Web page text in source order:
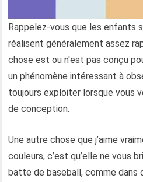
Rappelez-vous que les enfants
réalisent généralement assez
chose est ou n'est pas conçu
un phénomène intéressant à
toujours exploiter lorsque vous
de conception.
Une autre chose que j’aime
couleurs, c’est qu’elle ne vous
batte de baseball, comme dans